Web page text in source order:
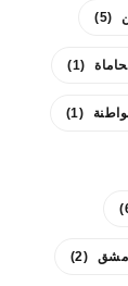
(5)
(1)
(1)
(2)